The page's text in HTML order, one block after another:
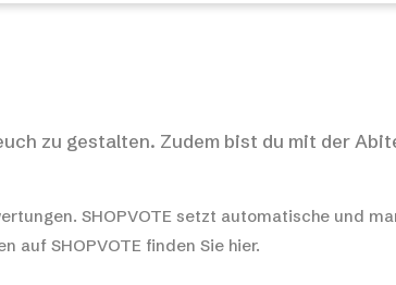
zu gestalten. Zudem bist du mit der
SHOPVOTE setzt automatische und
auf SHOPVOTE finden Sie hier.